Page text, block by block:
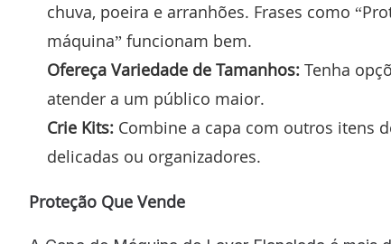
chuva, poeira e arranhões. Frases como
máquina” funcionam bem.
Ofereça Variedade de Tamanhos: Tenha
atender a um público maior.
Crie Kits: Combine a capa com outros itens
delicadas ou organizadores.
Proteção Que Vende